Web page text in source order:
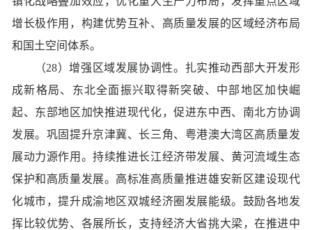
增长极作用，构建优势互补、高质量发展的区域经济布局
和国土空间体系。
（28）增强区域发展协调性。扎实推动西部大开发形
成新格局、东北全面振兴取得新突破、中部地区加快崛
起、东部地区加快推进现代化，促进东中西、南北方协调
发展。巩固提升京津冀、长三角、粤港澳大湾区高质量发
展动力源作用。持续推进长江经济带发展、黄河流域生态
保护和高质量发展。高标准高质量推进雄安新区建设现代
化城市，提升成渝地区双城经济圈发展能级。鼓励各地发
挥比较优势、各展所长，支持经济大省挑大梁，在推进中